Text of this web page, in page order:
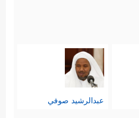
عبدالرشيد صوفي